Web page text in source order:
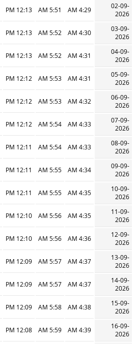
02-09-
2026
4:29 AM
5:51 AM
12:13 PM
03-09-
2026
4:30 AM
5:52 AM
12:13 PM
04-09-
2026
4:31 AM
5:52 AM
12:13 PM
05-09-
2026
4:31 AM
5:53 AM
12:12 PM
06-09-
2026
4:32 AM
5:53 AM
12:12 PM
07-09-
2026
4:33 AM
5:54 AM
12:12 PM
08-09-
2026
4:33 AM
5:54 AM
12:11 PM
09-09-
2026
4:34 AM
5:55 AM
12:11 PM
10-09-
2026
4:35 AM
5:55 AM
12:11 PM
11-09-
2026
4:35 AM
5:56 AM
12:10 PM
12-09-
2026
4:36 AM
5:56 AM
12:10 PM
13-09-
2026
4:37 AM
5:57 AM
12:09 PM
14-09-
2026
4:37 AM
5:57 AM
12:09 PM
15-09-
2026
4:38 AM
5:58 AM
12:09 PM
16-09-
2026
4:39 AM
5:59 AM
12:08 PM